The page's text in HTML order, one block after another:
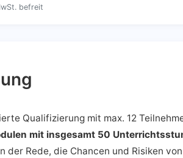
befreit
Qualifizierung mit max. 12
mit insgesamt 50
der Rede, die Chancen und Risiken